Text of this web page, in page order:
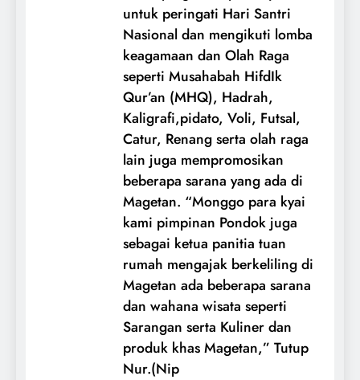
untuk peringati Hari Santri
Nasional dan mengikuti lomba
keagamaan dan Olah Raga
seperti Musahabah HifdIk
Qur’an (MHQ), Hadrah,
Kaligrafi,pidato, Voli, Futsal,
Catur, Renang serta olah raga
lain juga mempromosikan
beberapa sarana yang ada di
Magetan. “Monggo para kyai
kami pimpinan Pondok juga
sebagai ketua panitia tuan
rumah mengajak berkeliling di
Magetan ada beberapa sarana
dan wahana wisata seperti
Sarangan serta Kuliner dan
produk khas Magetan,” Tutup
Nur.(Nip